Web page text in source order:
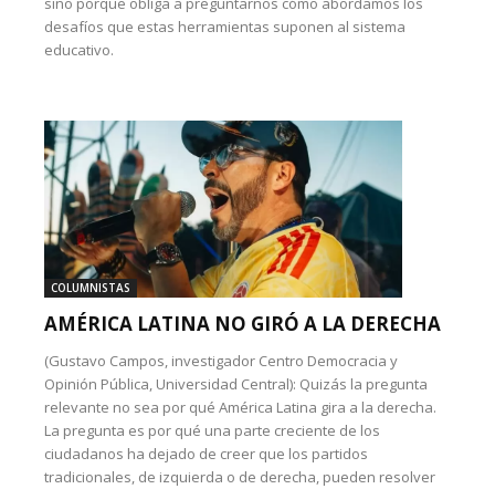
desafíos que estas herramientas suponen al sistema
educativo.
COLUMNISTAS
AMÉRICA LATINA NO GIRÓ A LA DERECHA
(Gustavo Campos, investigador Centro Democracia y
Opinión Pública, Universidad Central): Quizás la pregunta
relevante no sea por qué América Latina gira a la derecha.
La pregunta es por qué una parte creciente de los
ciudadanos ha dejado de creer que los partidos
tradicionales, de izquierda o de derecha, pueden resolver